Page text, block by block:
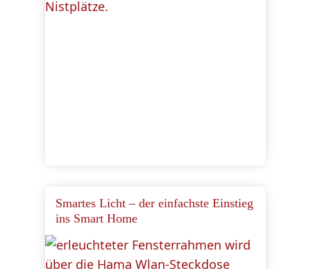
Smartes Licht – der einfachste Einstieg
ins Smart Home